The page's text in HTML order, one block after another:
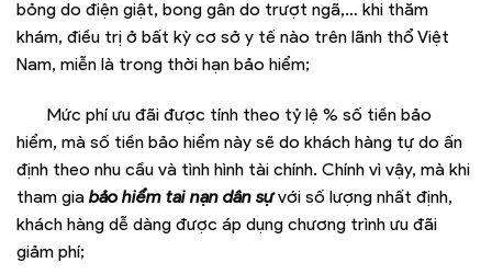
bỏng do điện giật, bong gân do trượt ngã,… khi thăm
khám, điều trị ở bất kỳ cơ sở y tế nào trên lãnh thổ Việt
Nam, miễn là trong thời hạn bảo hiểm;
Mức phí ưu đãi được tính theo tỷ lệ % số tiền bảo
hiểm, mà số tiền bảo hiểm này sẽ do khách hàng tự do ấn
định theo nhu cầu và tình hình tài chính. Chính vì vậy, mà khi
tham gia bảo hiểm tai nạn dân sựvới số lượng nhất định,
khách hàng dễ dàng được áp dụng chương trình ưu đãi
giảm phí;